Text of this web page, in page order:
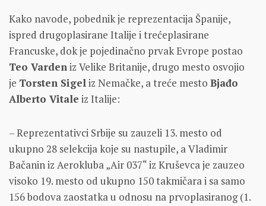
Kako navode, pobednik je reprezentacija Španije,
ispred drugoplasirane Italije i trećeplasirane
Francuske, dok je pojedinačno prvak Evrope postao
Teo Vardeniz Velike Britanije, drugo mesto osvojio
je Torsten Sigeliz Nemačke, a treće mesto Bjađo
Alberto Vitale iz Italije:
– Reprezentativci Srbije su zauzeli 13. mesto od
ukupno 28 selekcija koje su nastupile, a Vladimir
Bačanin iz Aerokluba „Air 037“ iz Kruševca je zauzeo
visoko 19. mesto od ukupno 150 takmičara i sa samo
156 bodova zaostatka u odnosu na prvoplasiranog (1.